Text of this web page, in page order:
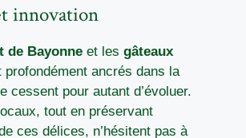
innovation
de Bayonne et les gâteaux
profondément ancrés dans la
cessent pour autant d’évoluer.
tout en préservant
ces délices, n’hésitent pas à